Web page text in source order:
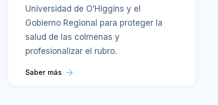
Universidad de O’Higgins y el
Gobierno Regional para proteger la
salud de las colmenas y
profesionalizar el rubro.
Saber más